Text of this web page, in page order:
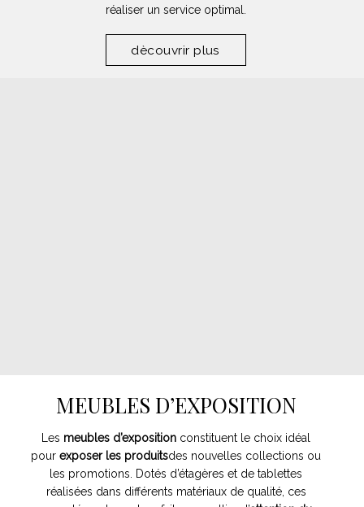
réaliser un service optimal.
dècouvrir plus
MEUBLES D’EXPOSITION
Les meubles d’exposition constituent le choix idéal
pour exposer les produitsdes nouvelles collections ou
les promotions. Dotés d’étagères et de tablettes
réalisées dans différents matériaux de qualité, ces